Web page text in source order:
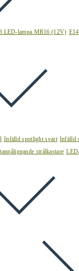
LED-lampa MR16 (12V)
Infälld spotlight svart Infälld
strålkastare